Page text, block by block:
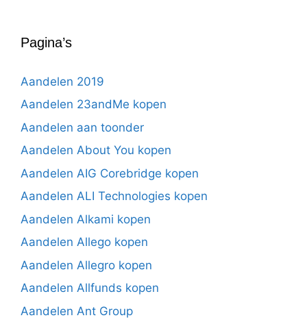
Pagina’s
Aandelen 2019
Aandelen 23andMe kopen
Aandelen aan toonder
Aandelen About You kopen
Aandelen AIG Corebridge kopen
Aandelen ALI Technologies kopen
Aandelen Alkami kopen
Aandelen Allego kopen
Aandelen Allegro kopen
Aandelen Allfunds kopen
Aandelen Ant Group